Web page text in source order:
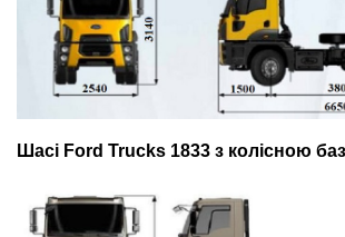
Шасі Ford Trucks 1833 з колісною